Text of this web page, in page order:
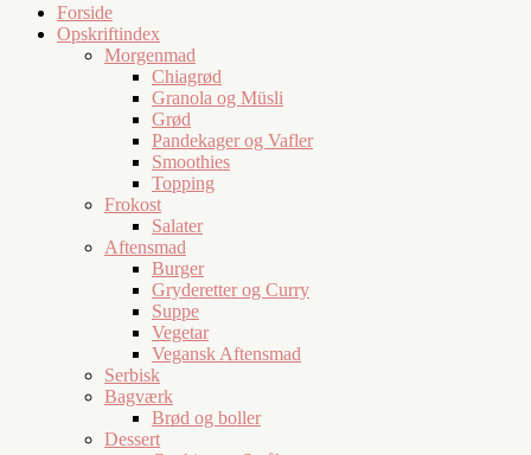
Forside
Opskriftindex
Morgenmad
Chiagrød
Granola og Müsli
Grød
Pandekager og Vafler
Smoothies
Topping
Frokost
Salater
Aftensmad
Burger
Gryderetter og Curry
Suppe
Vegetar
Vegansk Aftensmad
Serbisk
Bagværk
Brød og boller
Dessert